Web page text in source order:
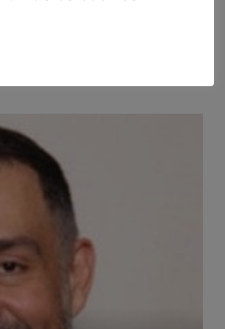
e exibição de
motel....